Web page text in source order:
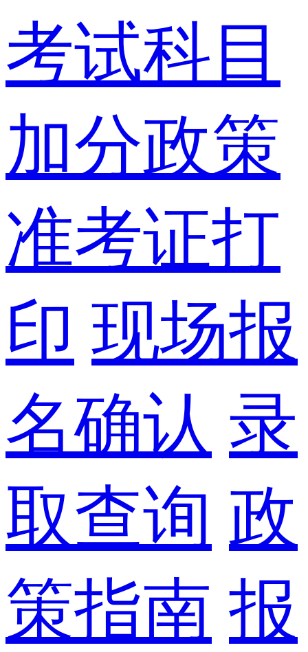
考试科目
加分政策
准考证打
印 现场报
名确认 录
取查询 政
策指南 报